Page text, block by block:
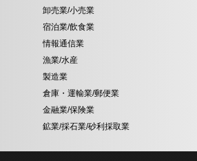
卸売業/小売業
宿泊業/飲食業
情報通信業
漁業/水産
製造業
倉庫・運輸業/郵便業
金融業/保険業
鉱業/採石業/砂利採取業